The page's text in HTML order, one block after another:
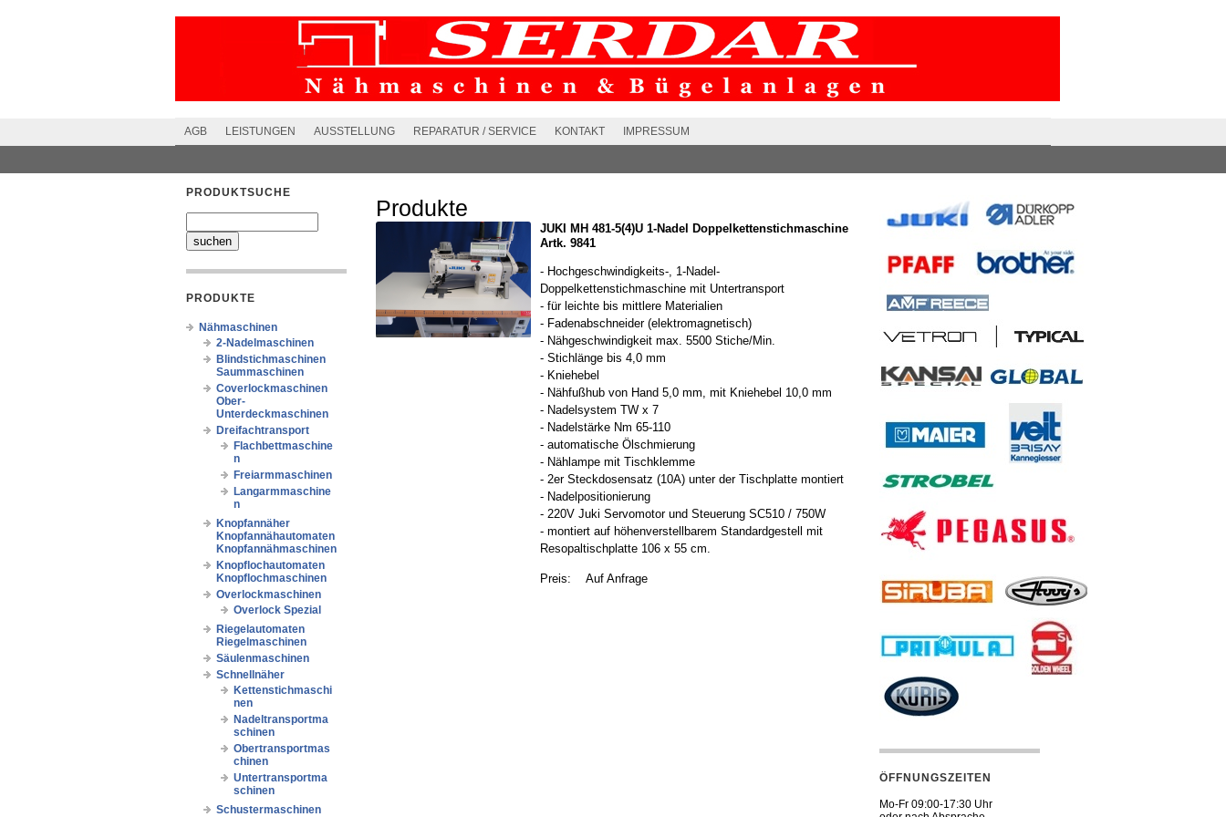
AGB LEISTUNGEN AUSSTELLUNG REPARATUR / SERVICE KONTAKT IMPRESSUM
PRODUKTSUCHE
PRODUKTE
Nähmaschinen
2-Nadelmaschinen
Blindstichmaschinen
Saummaschinen
Coverlockmaschinen
Ober-
Unterdeckmaschinen
Dreifachtransport
Flachbettmaschine
n
Freiarmmaschinen
Langarmmaschine
n
Knopfannäher
Knopfannähautomaten
Knopfannähmaschinen
Knopflochautomaten
Knopflochmaschinen
Overlockmaschinen
Overlock Spezial
Riegelautomaten
Riegelmaschinen
Säulenmaschinen
Schnellnäher
Kettenstichmaschi
nen
Nadeltransportma
schinen
Obertransportmas
chinen
Untertransportma
schinen
Schustermaschinen
Produkte
JUKI MH 481-5(4)U 1-Nadel Doppelkettenstichmaschine
Artk. 9841
- Hochgeschwindigkeits-, 1-Nadel-
Doppelkettenstichmaschine mit Untertransport
- für leichte bis mittlere Materialien
- Fadenabschneider (elektromagnetisch)
- Nähgeschwindigkeit max. 5500 Stiche/Min.
- Stichlänge bis 4,0 mm
- Kniehebel
- Nähfußhub von Hand 5,0 mm, mit Kniehebel 10,0 mm
- Nadelsystem TW x 7
- Nadelstärke Nm 65-110
- automatische Ölschmierung
- Nählampe mit Tischklemme
- 2er Steckdosensatz (10A) unter der Tischplatte montiert
- Nadelpositionierung
- 220V Juki Servomotor und Steuerung SC510 / 750W
- montiert auf höhenverstellbarem Standardgestell mit
Resopaltischplatte 106 x 55 cm.
Auf Anfrage
Preis:
ÖFFNUNGSZEITEN
Mo-Fr 09:00-17:30 Uhr